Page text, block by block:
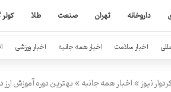
داروخانه تهران صنعت طلا
اخبار سلامت اخبار همه جانبه اخبار ورزشی
نیوز»اخبار همه جانبه»بهترین دوره آموزش